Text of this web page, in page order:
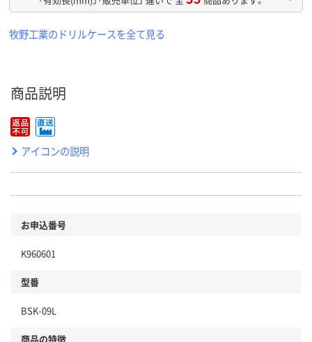
牧野工業のドリルケースを全て見る
商品説明
アイコンの説明
お申込番号
K960601
型番
BSK-09L
商品の特徴